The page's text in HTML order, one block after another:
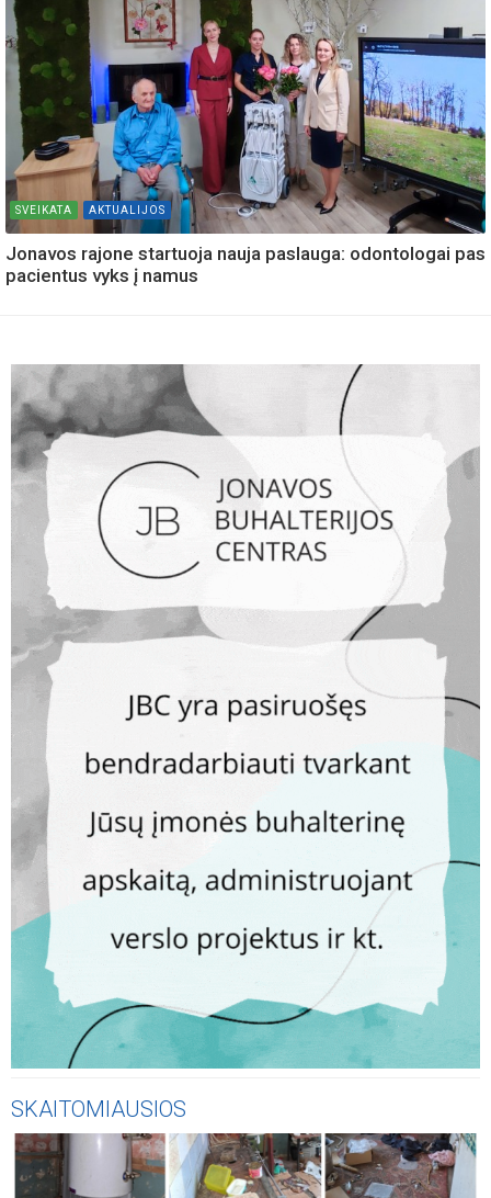
SKAITOMIAUSIOS
SVEIKATA AKTUALIJOS
Jonavos rajone startuoja nauja paslauga: odontologai pas
pacientus vyks į namus